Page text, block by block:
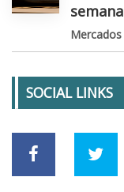
semana
Mercados
SOCIAL LINKS